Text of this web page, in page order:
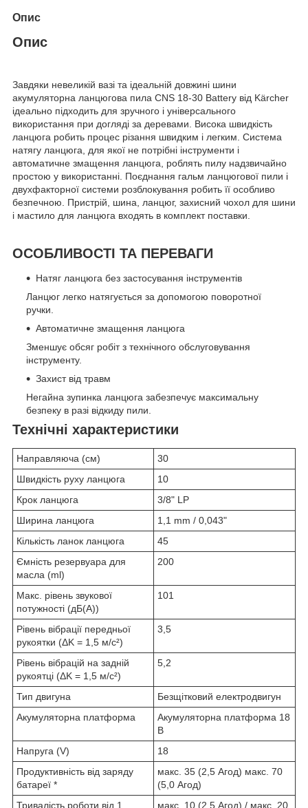
Опис
Опис
Завдяки невеликій вазі та ідеальній довжині шини
акумуляторна ланцюгова пила CNS 18-30 Battery від Kärcher
ідеально підходить для зручного і універсального
використання при догляді за деревами. Висока швидкість
ланцюга робить процес різання швидким і легким. Система
натягу ланцюга, для якої не потрібні інструменти і
автоматичне змащення ланцюга, роблять пилу надзвичайно
простою у використанні. Поєднання гальм ланцюгової пили і
двухфакторної системи розблокування робить її особливо
безпечною. Пристрій, шина, ланцюг, захисний чохол для шини
і мастило для ланцюга входять в комплект поставки.
ОСОБЛИВОСТІ ТА ПЕРЕВАГИ
Натяг ланцюга без застосування інструментів
Ланцюг легко натягується за допомогою поворотної
ручки.
Автоматичне змащення ланцюга
Зменшує обсяг робіт з технічного обслуговування
інструменту.
Захист від травм
Негайна зупинка ланцюга забезпечує максимальну
безпеку в разі відкиду пили.
Технічні характеристики
Направляюча (см)
30
Швидкість руху ланцюга
10
Крок ланцюга
3/8" LP
Ширина ланцюга
1,1 mm / 0,043"
Кількість ланок ланцюга
45
Ємність резервуара для
масла (ml)
200
Макс. рівень звукової
потужності (дБ(А))
101
Рівень вібрації передньої
рукоятки (ΔK = 1,5 м/с²)
3,5
Рівень вібрацій на задній
рукоятці (ΔK = 1,5 м/с²)
5,2
Тип двигуна
Безщітковий електродвигун
Акумуляторна платформа
Акумуляторна платформа 18
В
Напруга (V)
18
Продуктивність від заряду
батареї *
макс. 35 (2,5 Aгод) макс. 70
(5,0 Aгод)
Тривалість роботи від 1
макс. 10 (2,5 Aгод) / макс. 20